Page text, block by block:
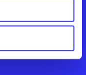
Feedback